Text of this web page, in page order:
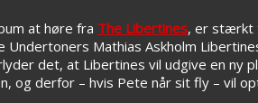
at høre fra The Libertines, er stærkt
Undertoners Mathias Askholm
det, at Libertines vil udgive en ny
og derfor – hvis Pete når sit fly – vil